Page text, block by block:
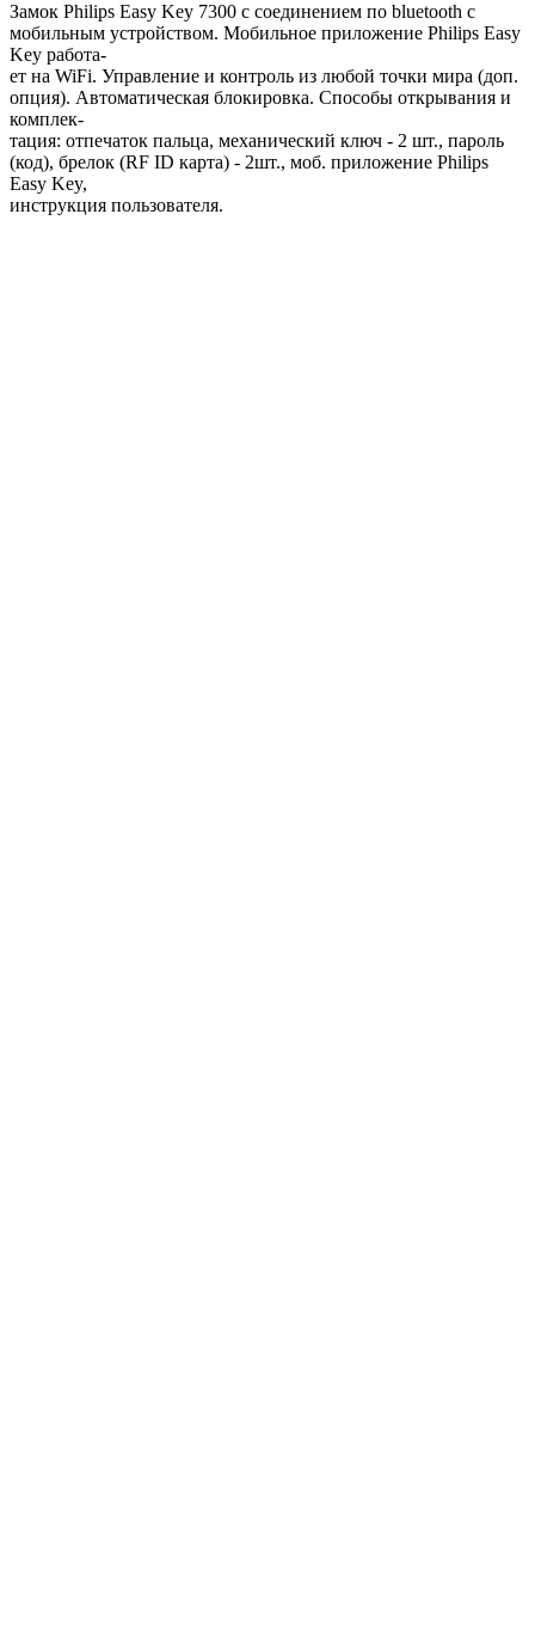
Замок Philips Easy Key 7300 с соединением по bluetooth с
мобильным устройством. Мобильное приложение Philips Easy
Key работа-
ет на WiFi. Управление и контроль из любой точки мира (доп.
опция). Автоматическая блокировка. Способы открывания и
комплек-
тация: отпечаток пальца, механический ключ - 2 шт., пароль
(код), брелок (RF ID карта) - 2шт., моб. приложение Philips
Easy Key,
инструкция пользователя.